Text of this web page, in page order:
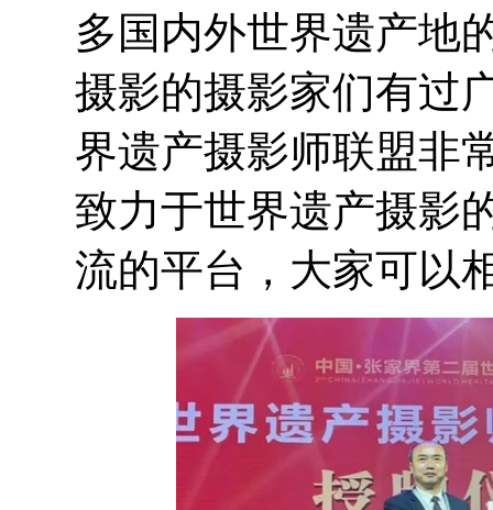
多国内外世界遗产地
摄影的摄影家们有过
界遗产摄影师联盟非
致力于世界遗产摄影
流的平台，大家可以